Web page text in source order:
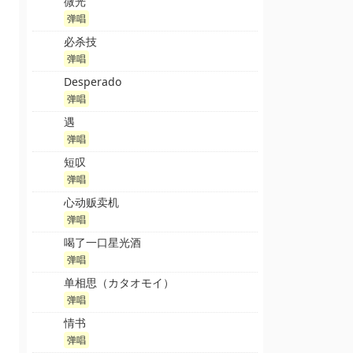
弹唱
必杀技
弹唱
Desperado
弹唱
遇
弹唱
短叹
弹唱
心动贩卖机
弹唱
喝了一口星光酒
弹唱
单相思（カタオモイ）
弹唱
情书
弹唱